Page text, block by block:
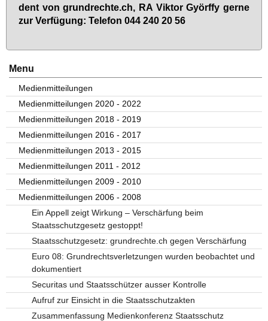
dent von grund­rech­te.ch, RA Vik­tor Györf­fy ger­ne
zur Ver­fü­gung: Te­le­fon 044 240 20 56
Menu
Medienmitteilungen
Medienmitteilungen 2020 - 2022
Medienmitteilungen 2018 - 2019
Medienmitteilungen 2016 - 2017
Medienmitteilungen 2013 - 2015
Medienmitteilungen 2011 - 2012
Medienmitteilungen 2009 - 2010
Medienmitteilungen 2006 - 2008
Ein Appell zeigt Wirkung – Verschärfung beim
Staatsschutzgesetz gestoppt!
Staatsschutzgesetz: grundrechte.ch gegen Verschärfung
Euro 08: Grundrechtsverletzungen wurden beobachtet und
dokumentiert
Securitas und Staatsschützer ausser Kontrolle
Aufruf zur Einsicht in die Staatsschutzakten
Zusammenfassung Medienkonferenz Staatsschutz